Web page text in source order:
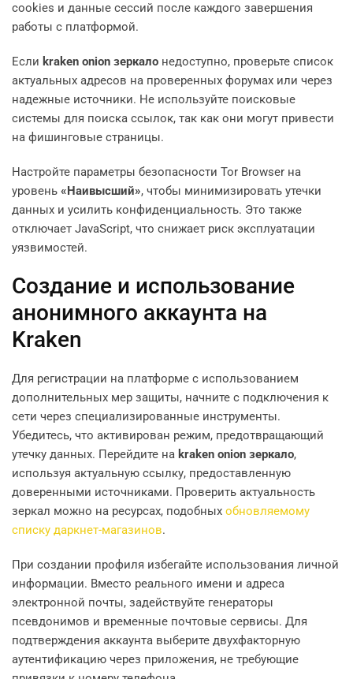
cookies и данные сессий после каждого завершения
работы с платформой.
Если kraken onion зеркало недоступно, проверьте список
актуальных адресов на проверенных форумах или через
надежные источники. Не используйте поисковые
системы для поиска ссылок, так как они могут привести
на фишинговые страницы.
Настройте параметры безопасности Tor Browser на
уровень «Наивысший», чтобы минимизировать утечки
данных и усилить конфиденциальность. Это также
отключает JavaScript, что снижает риск эксплуатации
уязвимостей.
Создание и использование
анонимного аккаунта на
Kraken
Для регистрации на платформе с использованием
дополнительных мер защиты, начните с подключения к
сети через специализированные инструменты.
Убедитесь, что активирован режим, предотвращающий
утечку данных. Перейдите на kraken onion зеркало,
используя актуальную ссылку, предоставленную
доверенными источниками. Проверить актуальность
зеркал можно на ресурсах, подобных обновляемому
списку даркнет-магазинов.
При создании профиля избегайте использования личной
информации. Вместо реального имени и адреса
электронной почты, задействуйте генераторы
псевдонимов и временные почтовые сервисы. Для
подтверждения аккаунта выберите двухфакторную
аутентификацию через приложения, не требующие